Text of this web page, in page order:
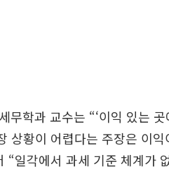
학과 교수는 “‘이익 있는 곳
상황이 어렵다는 주장은 이
일각에서 과세 기준 체계가